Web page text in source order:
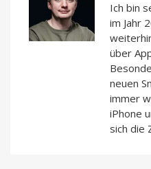
Ich bin
im Jahr
über
neuen
immer
iPhone
sich die